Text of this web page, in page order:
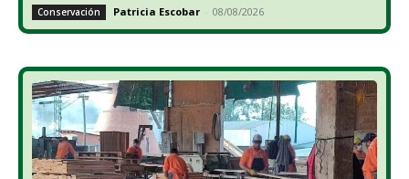
Conservación Patricia Escobar - 08/08/2026